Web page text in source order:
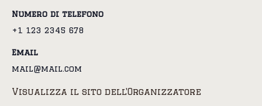
Numero di telefono
+1 123 2345 678
Email
mail@mail.com
Visualizza il sito dell'Organizzatore